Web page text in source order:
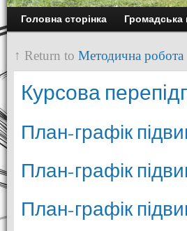
Головна сторінка
↑ Return to Методична робота
Курсова
План-графік
План-графік
План-графік